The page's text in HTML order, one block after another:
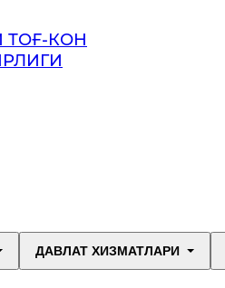
ТОҒ-КОН
ДАВЛАТ ХИЗМАТЛАРИ